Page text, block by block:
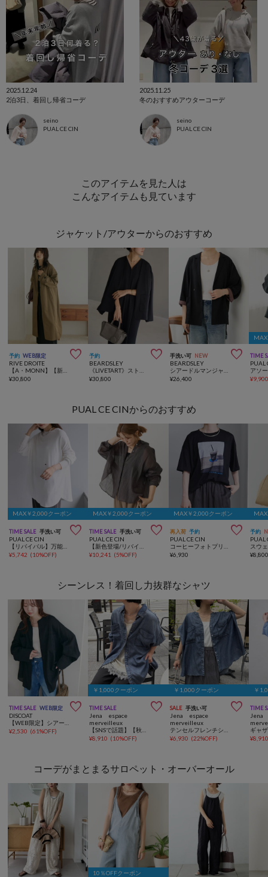
2025.12.24
2泊3日、着回し帰省コーデ
seino
PUAL CE CIN
2025.11.25
冬のおすすめアウターコーデ
seino
PUAL CE CIN
このアイテムを見た人は
こんなアイテムも見ています
ジャケット/アウターからのおすすめ
予約 WEB限定 
RIVE DROITE
¥30,800
予約 
BEARDSLEY
¥30,800
手洗い可 NEW 
BEARDSLEY
¥26,400
TIME
PUAL
¥
PUAL CE CINからのおすすめ
MAX￥2,000クーポン
TIME SALE 手洗い可 
PUAL CE CIN
【リバイバル】万能レイヤードカットソー
¥5,742 (10%OFF)
MAX￥2,000クーポン
TIME SALE 手洗い可 
PUAL CE CIN
【新色登場/リバイバル】ラミーオーバーシャツブラウス
¥10,241 (5%OFF)
MAX￥2,000クーポン
再入荷 予約 
PUAL CE CIN
コーヒーフォトプリントTシャツ
¥6,930
予約
PUAL
¥
シーンレス！着回し力抜群なシャツ
TIME SALE WEB限定 
DISCOAT
¥2,530 (61%OFF)
￥1,000クーポン
TIME SALE 
Jena espace
merveilleux
¥8,910 (10%OFF)
￥1,000クーポン
SALE 手洗い可 
Jena espace
merveilleux
¥6,930 (22%OFF)
￥
TIME
Jena
ギャ
¥
コーデがまとまるサロペット・オーバーオール
10％OFFクーポン